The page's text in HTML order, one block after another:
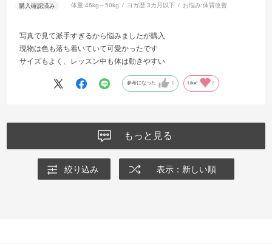
体重:46kg～50kg ヨガ歴:3カ月以下 お悩み:体質改善
写真で見て派手すぎるから悩みましたが購入
現物は色も落ち着いていて可愛かったです
サイズもよく、レッスン中も体は動きやすい
参考になった 0 Like! 2
もっと見る
絞り込み 表示：新しい順